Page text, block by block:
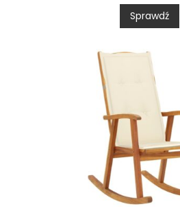
0
o
u
t
5
Sprawdź